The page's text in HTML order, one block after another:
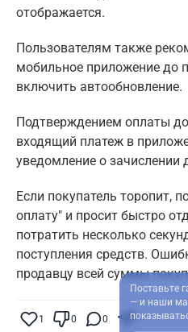
отображается.
Пользователям также
мобильное приложение до
включить автообновление.
Подтверждением оплаты
входящий платеж в
уведомление о зачислении
Если покупатель торопит,
оплату" и просит быстро
потратить несколько
поступления средств.
продавцу всей суммы
1 0 0 0
Поставьте
— и наши